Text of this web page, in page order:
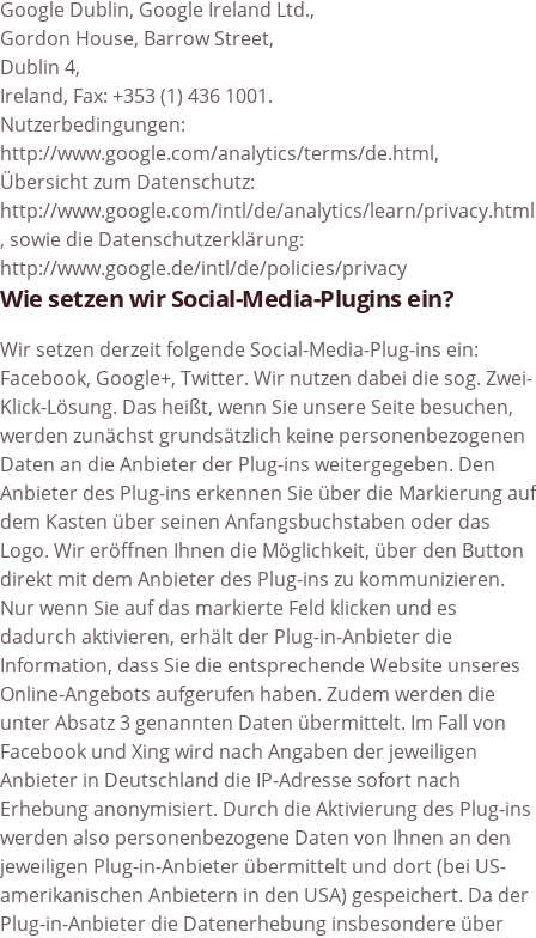
Google Dublin, Google Ireland Ltd.,
Gordon House, Barrow Street,
Dublin 4,
Ireland, Fax: +353 (1) 436 1001.
Nutzerbedingungen:
http://www.google.com/analytics/terms/de.html,
Übersicht zum Datenschutz:
http://www.google.com/intl/de/analytics/learn/privacy.html
, sowie die Datenschutzerklärung:
http://www.google.de/intl/de/policies/privacy
Wie setzen wir Social-Media-Plugins ein?
Wir setzen derzeit folgende Social-Media-Plug-ins ein:
Facebook, Google+, Twitter. Wir nutzen dabei die sog. Zwei-
Klick-Lösung. Das heißt, wenn Sie unsere Seite besuchen,
werden zunächst grundsätzlich keine personenbezogenen
Daten an die Anbieter der Plug-ins weitergegeben. Den
Anbieter des Plug-ins erkennen Sie über die Markierung auf
dem Kasten über seinen Anfangsbuchstaben oder das
Logo. Wir eröffnen Ihnen die Möglichkeit, über den Button
direkt mit dem Anbieter des Plug-ins zu kommunizieren.
Nur wenn Sie auf das markierte Feld klicken und es
dadurch aktivieren, erhält der Plug-in-Anbieter die
Information, dass Sie die entsprechende Website unseres
Online-Angebots aufgerufen haben. Zudem werden die
unter Absatz 3 genannten Daten übermittelt. Im Fall von
Facebook und Xing wird nach Angaben der jeweiligen
Anbieter in Deutschland die IP-Adresse sofort nach
Erhebung anonymisiert. Durch die Aktivierung des Plug-ins
werden also personenbezogene Daten von Ihnen an den
jeweiligen Plug-in-Anbieter übermittelt und dort (bei US-
amerikanischen Anbietern in den USA) gespeichert. Da der
Plug-in-Anbieter die Datenerhebung insbesondere über